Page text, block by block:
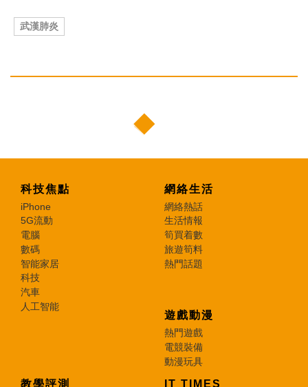
武漢肺炎
科技焦點
iPhone
5G流動
電腦
數碼
智能家居
科技
汽車
人工智能
網絡生活
網絡熱話
生活情報
筍買着數
旅遊筍料
熱門話題
遊戲動漫
熱門遊戲
電競裝備
動漫玩具
教學評測 IT TIMES